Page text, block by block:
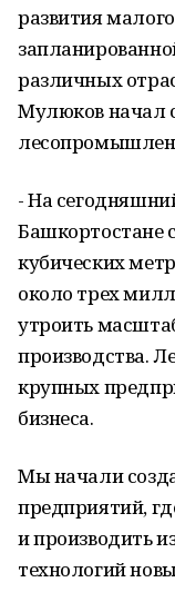
развития
различных
Мулюков начал
- На
Башкортостане
кубических
около трех
утроить
производства.
крупных
бизнеса.
Мы начали
предприятий,
и производить
технологий